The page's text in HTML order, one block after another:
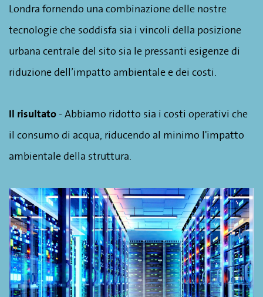
Londra fornendo una combinazione delle nostre
tecnologie che soddisfa sia i vincoli della posizione
urbana centrale del sito sia le pressanti esigenze di
riduzione dell’impatto ambientale e dei costi.
Il risultato- Abbiamo ridotto sia i costi operativi che
il consumo di acqua, riducendo al minimo l'impatto
ambientale della struttura.